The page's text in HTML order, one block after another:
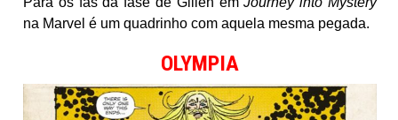
na Marvel é um quadrinho com aquela mesma pegada.
OLYMPIA